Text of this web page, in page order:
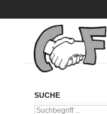
SUCHE